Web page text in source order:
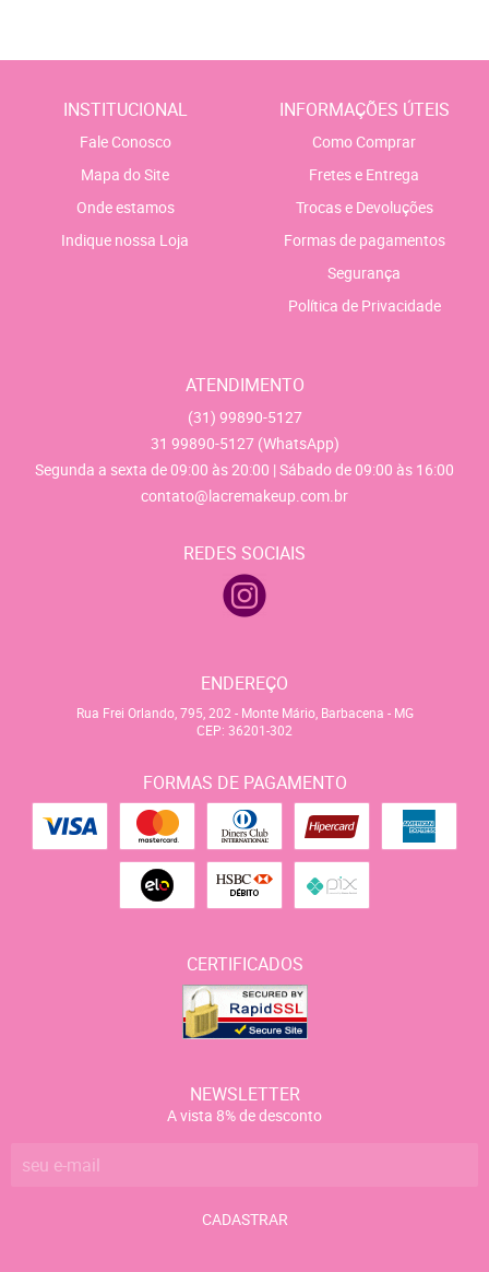
INSTITUCIONAL
Fale Conosco
Mapa do Site
Onde estamos
Indique nossa Loja
INFORMAÇÕES ÚTEIS
Como Comprar
Fretes e Entrega
Trocas e Devoluções
Formas de pagamentos
Segurança
Política de Privacidade
ATENDIMENTO
(31) 99890-5127
31 99890-5127 (WhatsApp)
Segunda a sexta de 09:00 às 20:00 | Sábado de 09:00 às 16:00
contato@lacremakeup.com.br
REDES SOCIAIS
ENDEREÇO
Rua Frei Orlando, 795, 202 - Monte Mário, Barbacena - MG
CEP: 36201-302
FORMAS DE PAGAMENTO
CERTIFICADOS
NEWSLETTER
A vista 8% de desconto
CADASTRAR